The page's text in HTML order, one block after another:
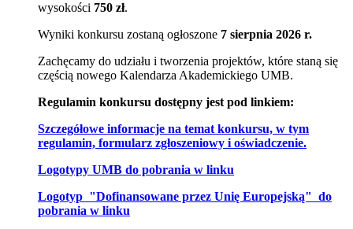
wysokości 750 zł.
Wyniki konkursu zostaną ogłoszone 7 sierpnia 2026 r.
Zachęcamy do udziału i tworzenia projektów, które staną się
częścią nowego Kalendarza Akademickiego UMB.
Regulamin konkursu dostępny jest pod linkiem:
Szczegółowe informacje na temat konkursu, w tym
regulamin, formularz zgłoszeniowy i oświadczenie.
Logotypy UMB do pobrania w linku
Logotyp "Dofinansowane przez Unię Europejską" do
pobrania w linku